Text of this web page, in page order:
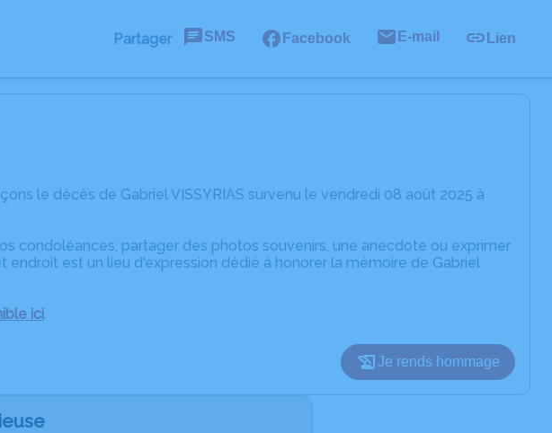
Partager SMS Facebook E-mail Lien
le décès de Gabriel VISSYRIAS survenu le vendredi 08 août 2025 à
condoléances, partager des photos souvenirs, une anecdote ou exprimer
est un lieu d'expression dédié à honorer la mémoire de Gabriel
ici.
Je rends hommage